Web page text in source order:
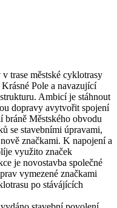
trase městské cyklotrasy
Pole a navazující
Ambicí je stáhnout
dopravy avytvořit spojení
bráně Městského obvodu
se stavebními úpravami,
značkami. K napojení a
využito značek
je novostavba společné
vymezené značkami
po stávájících